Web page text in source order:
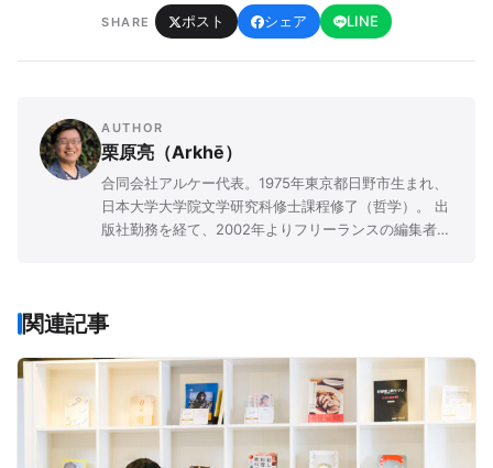
SHARE ポスト シェア LINE
AUTHOR
栗原亮（Arkhē）
合同会社アルケー代表。1975年東京都日野市生まれ、
日本大学大学院文学研究科修士課程修了（哲学）。 出
版社勤務を経て、2002年よりフリーランスの編集者兼
薬」などを連載中。
関連記事